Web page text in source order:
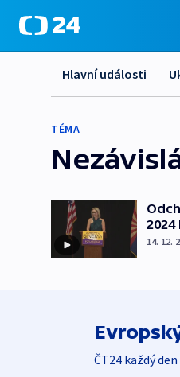
Hlavní události
TÉMA
14. 12.
ČT24 každý